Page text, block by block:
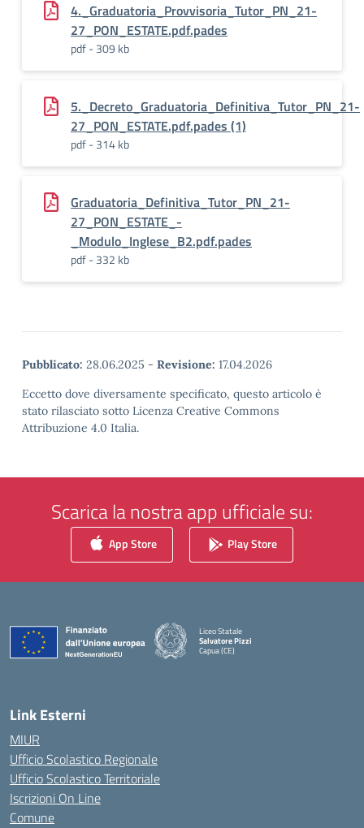
4._Graduatoria_Provvisoria_Tutor_PN_21-
27_PON_ESTATE.pdf.pades
pdf - 309 kb
5._Decreto_Graduatoria_Definitiva_Tutor_PN_21-
27_PON_ESTATE.pdf.pades (1)
pdf - 314 kb
Graduatoria_Definitiva_Tutor_PN_21-
27_PON_ESTATE_-
_Modulo_Inglese_B2.pdf.pades
pdf - 332 kb
Pubblicato: 28.06.2025 - Revisione: 17.04.2026
Eccetto dove diversamente specificato, questo articolo è
stato rilasciato sotto Licenza Creative Commons
Attribuzione 4.0 Italia.
Scarica la nostra app ufficiale su:
App Store Play Store
Liceo Statale
Salvatore Pizzi
Capua (CE)
— Visita la pagina iniziale della scuola
Link Esterni
MIUR
Ufficio Scolastico Regionale
Ufficio Scolastico Territoriale
Iscrizioni On Line
Comune